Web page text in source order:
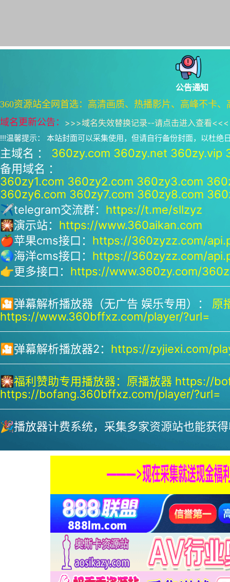
公告通知
360资源站全网首选：高清画质、热播影片、高峰不卡
域名更新公告： >>>域名失效替换记录--请点击进入查看<<<
!!!温馨提示： 本站封面可以采集使用，但请自行备份封面，以杜绝
主域名 ： 360zy.com 360zy.net 360zy.vip
备用域名 ：
360zy1.com 360zy2.com 360zy3.com
360zy6.com 360zy7.com 360zy8.com
✈telegram交流群： https://t.me/sllzyz
🎇演示站： https://www.360aikan.com
🍎苹果cms接口： https://360zyzz.com/
🌏海洋cms接口： https://360zyzz.com/
👉更多接口： https://www.360zy.com/
🎦弹幕解析播放器（无广告 娱乐专用）： 原
https://www.360bffxz.com/player/?url=
🎦弹幕解析播放器2： https://zyjiexi.com/
🎇福利赞助专用播放器： 原播放器 https://
https://bofang.360bffxz.com/player/?url=
🎉播放器计费系统，采集多家资源站也能获